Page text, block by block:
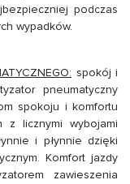
podczas
wypadków.
spokój i
pneumatyczny
spokoju i komfortu
z licznymi wybojami
i płynnie dzięki
Komfort jazdy
zawieszenia